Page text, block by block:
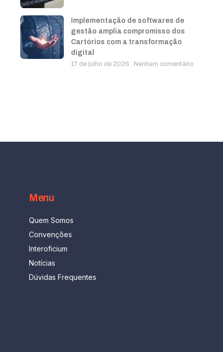
Implementação de softwares de
gestão amplia compromisso dos
Cartórios com a transformação
digital
17 de julho de 2026 Nenhum comentário
Menu
Quem Somos
Convenções
Interoficium
Notícias
Dúvidas Frequentes